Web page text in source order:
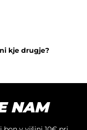
kje drugje?
NAM